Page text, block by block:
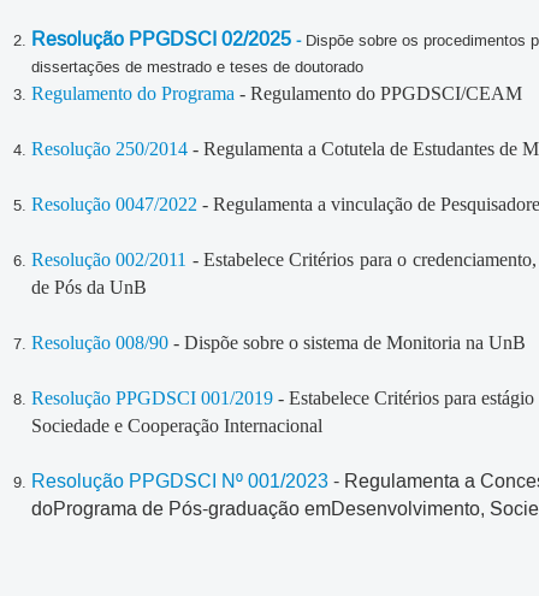
Resolução PPGDSCI 02/2025 -Dispõe sobre os procedimentos
dissertações de mestrado e teses de doutorado
Regulamento do Programa - Regulamento do PPGDSCI/CEAM
Resolução 250/2014 - Regulamenta a Cotutela de Estudantes de
Resolução 0047/2022 - Regulamenta a vinculação de
Resolução 002/2011 - Estabelece Critérios para o
de Pós da UnB
Resolução 008/90 - Dispõe sobre o sistema de Monitoria na UnB
Resolução PPGDSCI 001/2019 - Estabelece Critérios para
Sociedade e Cooperação Internacional
Resolução PPGDSCI Nº 001/2023 - Regulamenta a
doPrograma de Pós-graduação emDesenvolvimento,